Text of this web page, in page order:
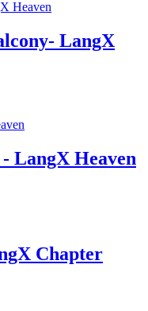
LangX
LangX Heaven
Chapter